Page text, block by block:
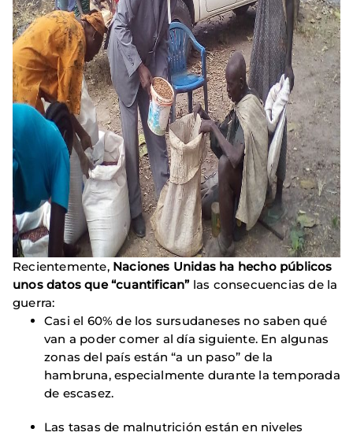
Recientemente, Naciones Unidas ha hecho públicos
unos datos que “cuantifican”las consecuencias de la
guerra:
Casi el 60% de los sursudaneses no saben qué
van a poder comer al día siguiente. En algunas
zonas del país están “a un paso” de la
hambruna, especialmente durante la temporada
de escasez.
Las tasas de malnutrición están en niveles